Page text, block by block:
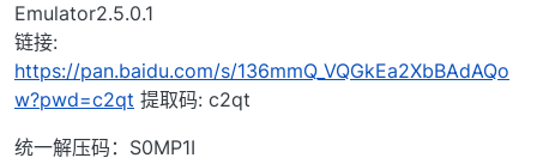
Emulator2.5.0.1
链接:
https://pan.baidu.com/s/136mmQ_VQGkEa2XbBAdAQo
w?pwd=c2qt 提取码: c2qt
统一解压码：S0MP1I